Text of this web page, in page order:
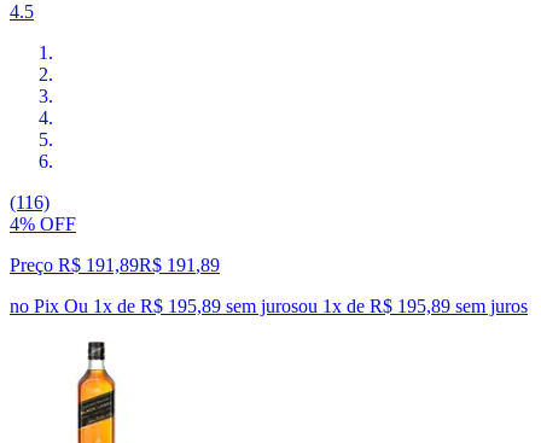
4.5
(116)
4% OFF
Preço R$ 191,89R$ 191 ,89
no Pix Ou 1x de R$ 195,89 sem jurosou 1x de R$ 195,89 sem juros